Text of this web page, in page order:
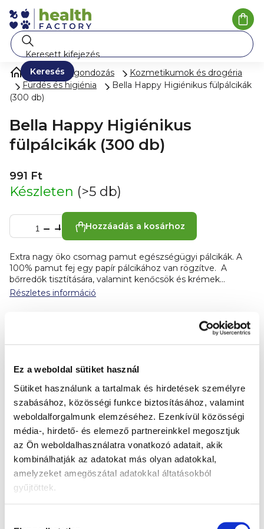
Ez a weboldal sütiket használ
Sütiket használunk a tartalmak és hirdetések személyre
szabásához, közösségi funkce biztosításához, valamint
weboldalforgalmunk elemzéséhez. Ezenkívül közösségi
média-, hirdető- és elemező partnereinkkel megosztjuk
az Ön weboldalhasználatra vonatkozó adatait, akik
kombinálhatják az adatokat más olyan adatokkal,
amelyzeket amegöszátal adatokkal áltatásokból
gyűjtöttek.
tartalomhoz
Keresés
Gyermekgondozás
Kozmetikumok és drogéria
Fürdés és higiénia
Bella Happy Higiénikus fülpálcikák
(300 db)
Bella Happy Higiénikus
fülpálcikák (300 db)
991 Ft
Készleten (>5 db)
Hozzáadás a kosárhoz
Extra nagy öko csomag pamut egészségügyi pálcikák. A
100% pamut fej egy papír pálcikához van rögzítve. A
bőrredők tisztítására, valamint kenőcsök és krémek
felvitelére szolgálnak.
Részletes információ
Termék részletes leírása
Extra nagy öko csomag pamut egészségügyi
pálcikák. A 100% pamut fej egy papír pálcikához
van rögzítve. A bőrredők tisztítására, valamint
kenőcsök és krémek felvitelére szolgálnak.
Összetevők: 100% pamut, papír, ragasztó,
Forgalmazó:TZMO Czech Republic, s. r. o.
Legyen az első, aki véleményt ír ehhez a tételhez!